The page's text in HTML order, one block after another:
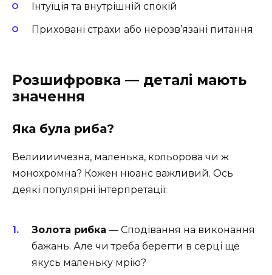
Інтуїція та внутрішній спокій
Приховані страхи або нерозв’язані питання
Розшифровка — деталі мають
значення
Яка була риба?
Велиииичезна, маленька, кольорова чи ж
монохромна? Кожен нюанс важливий. Ось
деякі популярні інтерпретації:
Золота рибка — Сподівання на виконання
бажань. Але чи треба берегти в серці ще
якусь маленьку мрію?